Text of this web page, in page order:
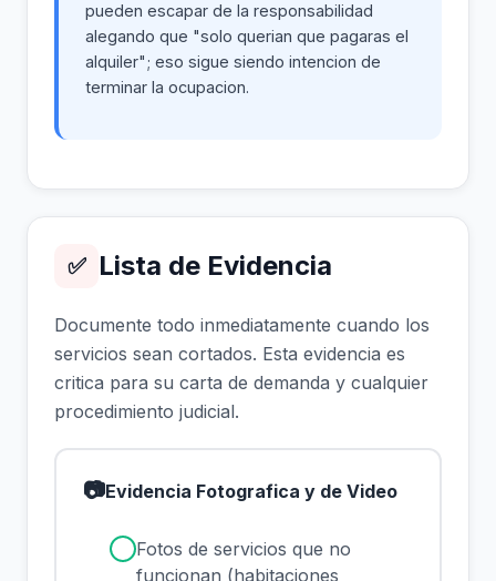
pueden escapar de la responsabilidad
alegando que "solo querian que pagaras el
alquiler"; eso sigue siendo intencion de
terminar la ocupacion.
✅ Lista de Evidencia
Documente todo inmediatamente cuando los
servicios sean cortados. Esta evidencia es
critica para su carta de demanda y cualquier
procedimiento judicial.
📷Evidencia Fotografica y de Video
Fotos de servicios que no
funcionan (habitaciones